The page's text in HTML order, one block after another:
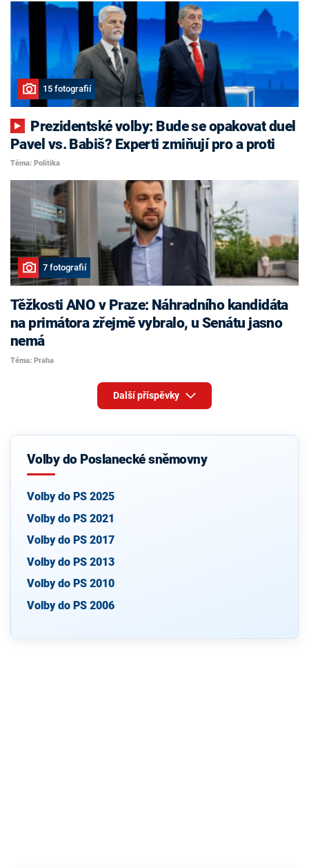
15 fotografií
Pavel vs. Babiš? Experti zmiňují pro a proti
Téma: Politika
7 fotografií
Těžkosti ANO v Praze: Náhradního kandidáta
na primátora zřejmě vybralo, u Senátu jasno
nemá
Téma: Praha
Další příspěvky
Volby do Poslanecké sněmovny
Volby do PS 2025
Volby do PS 2021
Volby do PS 2017
Volby do PS 2013
Volby do PS 2010
Volby do PS 2006